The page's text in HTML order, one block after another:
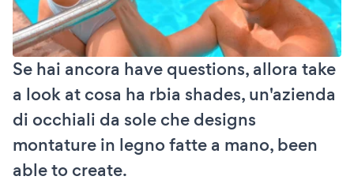
Se hai ancora have questions, allora take
a look at cosa ha rbia shades, un'azienda
di occhiali da sole che designs
montature in legno fatte a mano, been
able to create.